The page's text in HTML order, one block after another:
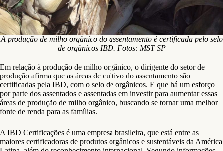
A produção de milho orgânico do assentamento é certificada pelo selo
de orgânicos IBD. Fotos: MST SP
Em relação à produção de milho orgânico, o dirigente do setor de
produção afirma que as áreas de cultivo do assentamento são
certificadas pela IBD, com o selo de orgânicos. E que há um esforço
por parte dos assentados e assentadas em investir para aumentar essas
áreas de produção de milho orgânico, buscando se tornar uma melhor
fonte de renda para as famílias.
A IBD Certificações é uma empresa brasileira, que está entre as
maiores certificadoras de produtos orgânicos e sustentáveis da América